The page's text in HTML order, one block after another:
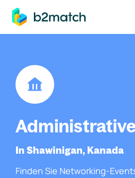
springen
In Shawinigan, Kanada
Finden Sie Networking-